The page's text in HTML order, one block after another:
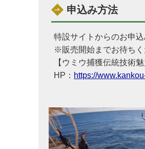
申込み方法
特設サイトからのお申込
※販売開始までお待ちく
【ウミウ捕獲伝統技術
HP： https://